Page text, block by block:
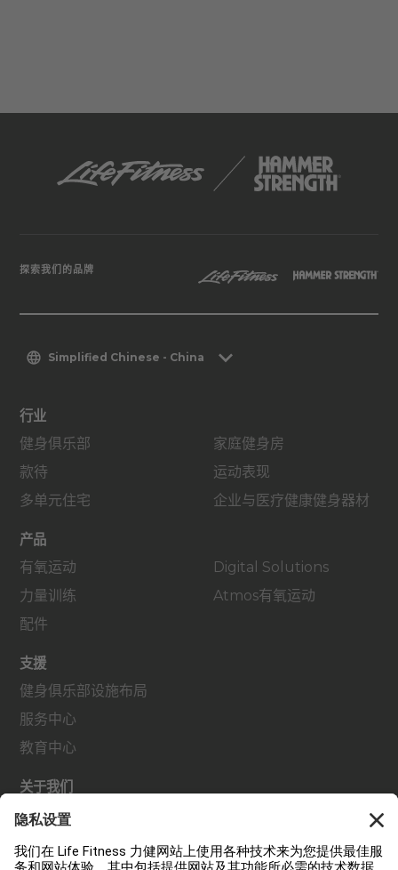
探索我们的品牌
Simplified Chinese - China
行业
健身俱乐部
款待
多单元住宅
家庭健身房
运动表现
企业与医疗健康健身器材
产品
有氧运动
力量训练
配件
Digital Solutions
Atmos有氧运动
支援
健身俱乐部设施布局
服务中心
教育中心
关于我们
查找经销商
查找门店